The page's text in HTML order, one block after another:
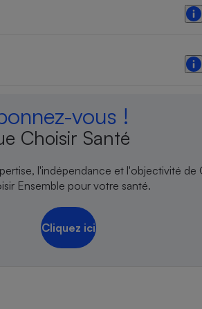
vous !
Choisir Santé
l'indépendance et l'objectivité de
Ensemble pour votre santé.
Cliquez ici